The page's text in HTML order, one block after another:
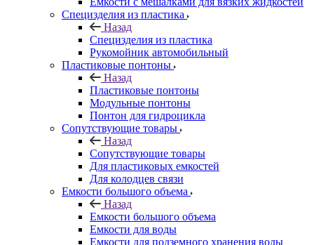
Специзделия из пластика
Назад
Специзделия из пластика
Рукомойник автомобильный
Пластиковые понтоны
Назад
Пластиковые понтоны
Модульные понтоны
Понтон для гидроцикла
Сопутствующие товары
Назад
Сопутствующие товары
Для пластиковых емкостей
Для колодцев связи
Емкости большого объема
Назад
Емкости большого объема
Емкости для воды
Емкости для подземного хранения воды